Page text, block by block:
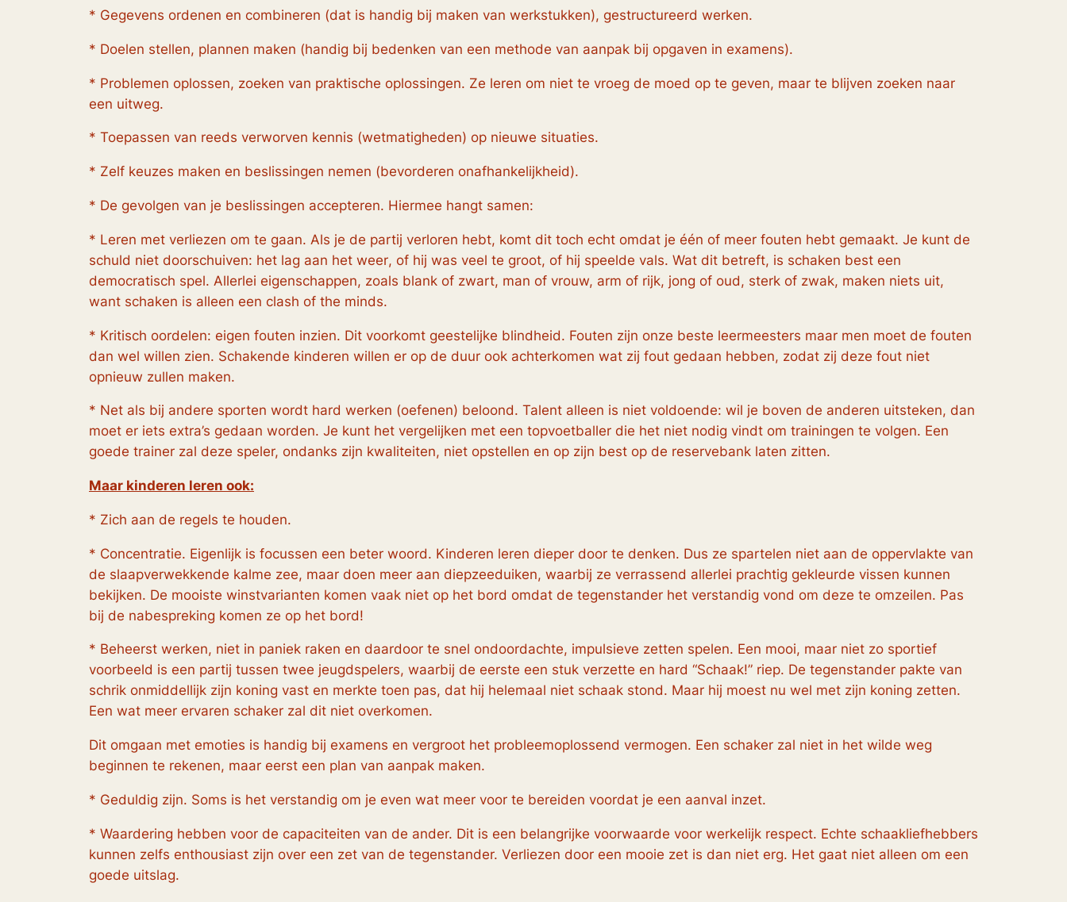
* Gegevens ordenen en combineren (dat is handig bij maken van werkstukken), gestructureerd werken.
* Doelen stellen, plannen maken (handig bij bedenken van een methode van aanpak bij opgaven in examens).
* Problemen oplossen, zoeken van praktische oplossingen. Ze leren om niet te vroeg de moed op te geven, maar te blijven zoeken naar
een uitweg.
* Toepassen van reeds verworven kennis (wetmatigheden) op nieuwe situaties.
* Zelf keuzes maken en beslissingen nemen (bevorderen onafhankelijkheid).
* De gevolgen van je beslissingen accepteren. Hiermee hangt samen:
* Leren met verliezen om te gaan. Als je de partij verloren hebt, komt dit toch echt omdat je één of meer fouten hebt gemaakt. Je kunt de
schuld niet doorschuiven: het lag aan het weer, of hij was veel te groot, of hij speelde vals. Wat dit betreft, is schaken best een
democratisch spel. Allerlei eigenschappen, zoals blank of zwart, man of vrouw, arm of rijk, jong of oud, sterk of zwak, maken niets uit,
want schaken is alleen een clash of the minds.
* Kritisch oordelen: eigen fouten inzien. Dit voorkomt geestelijke blindheid. Fouten zijn onze beste leermeesters maar men moet de fouten
dan wel willen zien. Schakende kinderen willen er op de duur ook achterkomen wat zij fout gedaan hebben, zodat zij deze fout niet
opnieuw zullen maken.
* Net als bij andere sporten wordt hard werken (oefenen) beloond. Talent alleen is niet voldoende: wil je boven de anderen uitsteken, dan
moet er iets extra’s gedaan worden. Je kunt het vergelijken met een topvoetballer die het niet nodig vindt om trainingen te volgen. Een
goede trainer zal deze speler, ondanks zijn kwaliteiten, niet opstellen en op zijn best op de reservebank laten zitten.
Maar kinderen leren ook:
* Zich aan de regels te houden.
* Concentratie. Eigenlijk is focussen een beter woord. Kinderen leren dieper door te denken. Dus ze spartelen niet aan de oppervlakte van
de slaapverwekkende kalme zee, maar doen meer aan diepzeeduiken, waarbij ze verrassend allerlei prachtig gekleurde vissen kunnen
bekijken. De mooiste winstvarianten komen vaak niet op het bord omdat de tegenstander het verstandig vond om deze te omzeilen. Pas
bij de nabespreking komen ze op het bord!
* Beheerst werken, niet in paniek raken en daardoor te snel ondoordachte, impulsieve zetten spelen. Een mooi, maar niet zo sportief
voorbeeld is een partij tussen twee jeugdspelers, waarbij de eerste een stuk verzette en hard “Schaak!” riep. De tegenstander pakte van
schrik onmiddellijk zijn koning vast en merkte toen pas, dat hij helemaal niet schaak stond. Maar hij moest nu wel met zijn koning zetten.
Een wat meer ervaren schaker zal dit niet overkomen.
Dit omgaan met emoties is handig bij examens en vergroot het probleemoplossend vermogen. Een schaker zal niet in het wilde weg
beginnen te rekenen, maar eerst een plan van aanpak maken.
* Geduldig zijn. Soms is het verstandig om je even wat meer voor te bereiden voordat je een aanval inzet.
* Waardering hebben voor de capaciteiten van de ander. Dit is een belangrijke voorwaarde voor werkelijk respect. Echte schaakliefhebbers
kunnen zelfs enthousiast zijn over een zet van de tegenstander. Verliezen door een mooie zet is dan niet erg. Het gaat niet alleen om een
goede uitslag.